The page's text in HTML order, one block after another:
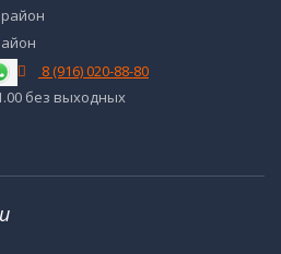
8 (916) 020-88-80
без выходных